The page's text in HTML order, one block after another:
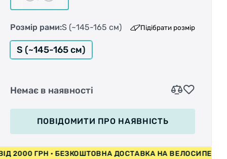
Розмір рами:S (~145-165 см) Підібрати розмір
S (~145-165 см)
Немає в наявності
ПОВІДОМИТИ ПРО НАЯВНІСТЬ
ВІД 2000 ГРН • БЕЗКОШТОВНА ДОСТАВКА НА